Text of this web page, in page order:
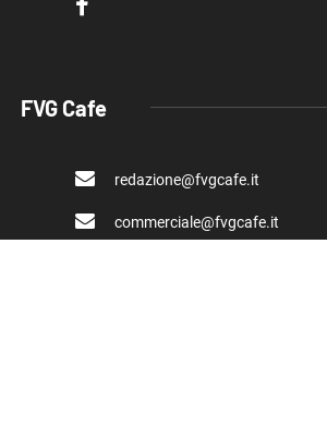
FVG Cafe
redazione@fvgcafe.it
commerciale@fvgcafe.it